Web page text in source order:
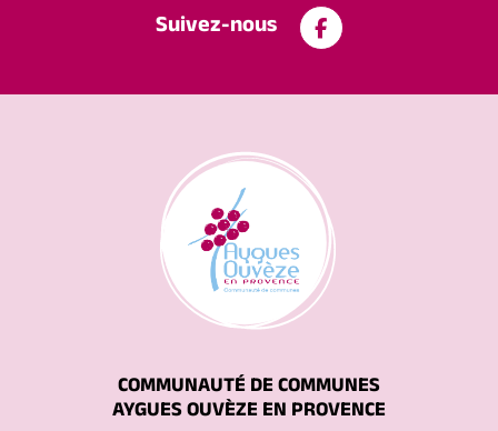
Suivez-nous
COMMUNAUTÉ DE COMMUNES
AYGUES OUVÈZE EN PROVENCE